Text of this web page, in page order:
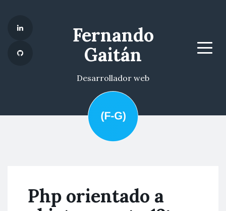
Fernando
Gaitán
Desarrollador web
Menu
Php orientado a